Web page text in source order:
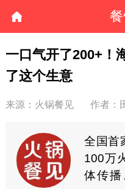
一口气开了200+！
了这个生意
来源：火锅餐见 作者：
全国首
100万
体传播